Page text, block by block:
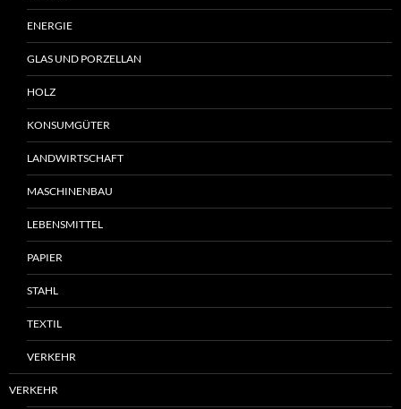
ENERGIE
GLAS UND PORZELLAN
HOLZ
KONSUMGÜTER
LANDWIRTSCHAFT
MASCHINENBAU
LEBENSMITTEL
PAPIER
STAHL
TEXTIL
VERKEHR
VERKEHR